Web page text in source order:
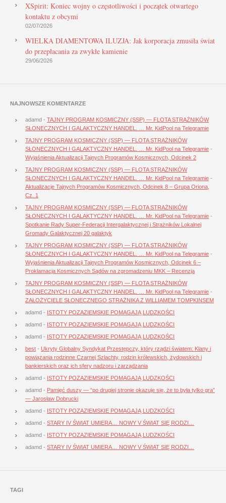
XSpirit: Koniec wojny o częstotliwości i początek otwartego
kontaktu z obcymi
02/07/2026
WIELKA DIAMENTOWA ILUZJA: Jak korporacja zmusiła świat
do przepłacania za zwykłe kamienie
29/06/2026
NAJNOWSZE KOMENTARZE
adamd - TAJNY PROGRAM KOSMICZNY (SSP) — FLOTA STRAŻNIKÓW
SŁONECZNYCH I GALAKTYCZNY HANDEL. … Mr. KidPool na Telegramie
TAJNY PROGRAM KOSMICZNY (SSP) — FLOTA STRAŻNIKÓW
SŁONECZNYCH I GALAKTYCZNY HANDEL. … Mr. KidPool na Telegramie -
Wyjaśnienia Aktualizacji Tajnych Programów Kosmicznych, Odcinek 2
TAJNY PROGRAM KOSMICZNY (SSP) — FLOTA STRAŻNIKÓW
SŁONECZNYCH I GALAKTYCZNY HANDEL. … Mr. KidPool na Telegramie -
Aktualizacje Tajnych Programów Kosmicznych, Odcinek 8 – Grupa Oriona,
Cz. 1
TAJNY PROGRAM KOSMICZNY (SSP) — FLOTA STRAŻNIKÓW
SŁONECZNYCH I GALAKTYCZNY HANDEL. … Mr. KidPool na Telegramie -
Spotkanie Rady Super-Federacji Intergalaktycznej i Strażników Lokalnej
Gromady Galaktycznej 20 galaktyk
TAJNY PROGRAM KOSMICZNY (SSP) — FLOTA STRAŻNIKÓW
SŁONECZNYCH I GALAKTYCZNY HANDEL. … Mr. KidPool na Telegramie -
Wyjaśnienia Aktualizacji Tajnych Programów Kosmicznych, Odcinek 6 –
Proklamacja Kosmicznych Sądów na zgromadzeniu MKK – Recenzja
TAJNY PROGRAM KOSMICZNY (SSP) — FLOTA STRAŻNIKÓW
SŁONECZNYCH I GALAKTYCZNY HANDEL. … Mr. KidPool na Telegramie -
ZAŁOŻYCIELE SŁONECZNEGO STRAŻNIKA Z WILLIAMEM TOMPKINSEM
adamd - ISTOTY POZAZIEMSKIE POMAGAJĄ LUDZKOŚCI
adamd - ISTOTY POZAZIEMSKIE POMAGAJĄ LUDZKOŚCI
adamd - ISTOTY POZAZIEMSKIE POMAGAJĄ LUDZKOŚCI
best - Ukryty Globalny Syndykat Przestępczy, który rządzi światem: Klany i
powiązania rodzinne Czarnej Szlachty, rodzin królewskich, żydowskich i
bankierskich oraz ich sfery nadzoru i zarządzania
adamd - ISTOTY POZAZIEMSKIE POMAGAJĄ LUDZKOŚCI
adamd - Pamięć duszy — “po drugiej stronie okazuje się, że to była tylko gra”
— Jarosław Dobrucki
adamd - ISTOTY POZAZIEMSKIE POMAGAJĄ LUDZKOŚCI
adamd - STARY IV ŚWIAT UMIERA… NOWY V ŚWIAT SIĘ RODZI…
adamd - ISTOTY POZAZIEMSKIE POMAGAJĄ LUDZKOŚCI
adamd - STARY IV ŚWIAT UMIERA… NOWY V ŚWIAT SIĘ RODZI…
TAGI